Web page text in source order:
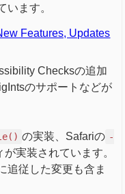
います。
Features, Updates
Checksの追加
のサポートなどが
の実装、Safariの -
実装されています。
追従した変更も含ま